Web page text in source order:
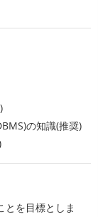
の知識(推奨)
とを目標としま